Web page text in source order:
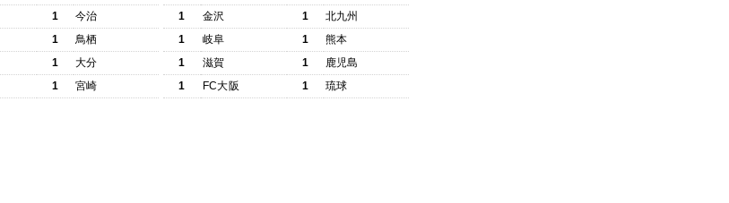
1
今治
1
鳥栖
1
大分
1 宮崎
1
金沢 1
北九州
1
岐阜 1
熊本
1
滋賀 1
鹿児島
1
FC大阪 1 琉球